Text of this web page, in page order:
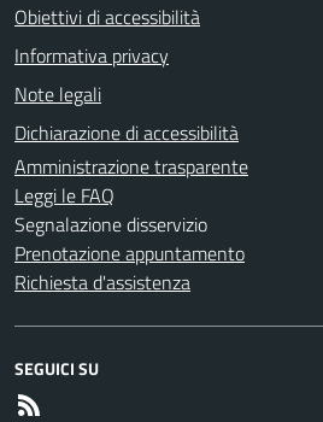
Obiettivi di accessibilità
Informativa privacy
Note legali
Dichiarazione di accessibilità
Amministrazione trasparente
Leggi le FAQ
Segnalazione disservizio
Prenotazione appuntamento
Richiesta d'assistenza
SEGUICI SU